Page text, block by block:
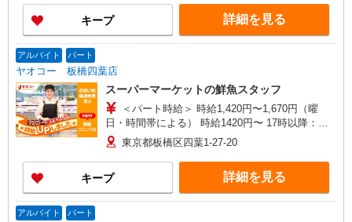
ださい
キープ 詳細を見る
アルバイト パート
ヤオコー 板橋四葉店
スーパーマーケットの鮮魚スタッフ
＜パート時給＞ 時給1,420円〜1,670円（曜
日・時間帯による） 時給1420円〜 17時以降：時
給1570円〜 ★土曜＋100円 ★日・祝＋100円 ※ア
ルバイトさんの時給や募集内容はお問い合わせく
ださい
東京都板橋区四葉1-27-20
キープ 詳細を見る
アルバイト パート